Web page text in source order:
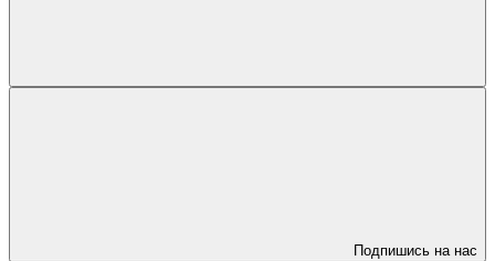
Подпишись на нас